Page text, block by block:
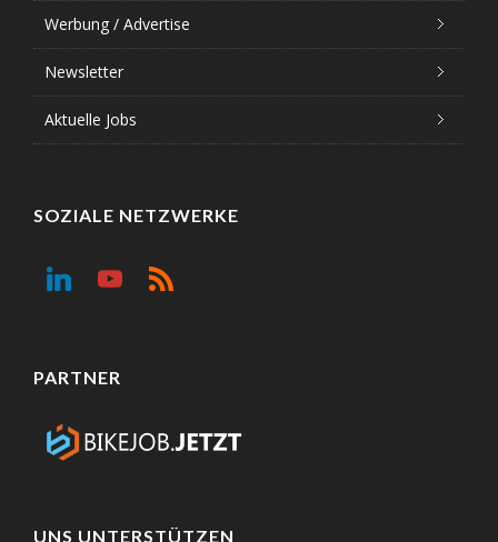
Werbung / Advertise
Newsletter
Aktuelle Jobs
SOZIALE NETZWERKE
PARTNER
UNS UNTERSTÜTZEN